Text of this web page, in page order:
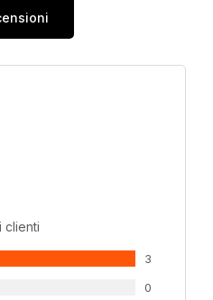
clienti
3
0